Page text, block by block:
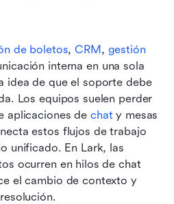
de boletos, CRM, gestión
interna en una sola
idea de que el soporte debe
Los equipos suelen perder
aplicaciones de chat y mesas
estos flujos de trabajo
unificado. En Lark, las
ocurren en hilos de chat
el cambio de contexto y